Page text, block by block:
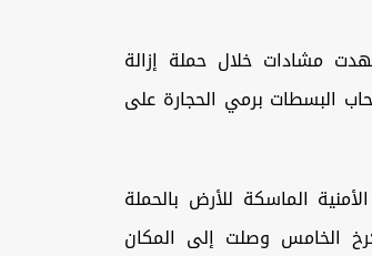
مشادات خلال حملة إزالة
البسطات برمي الحجارة على
الماسكة للأرض بالحملة
الخامس وصلت إلى المكان